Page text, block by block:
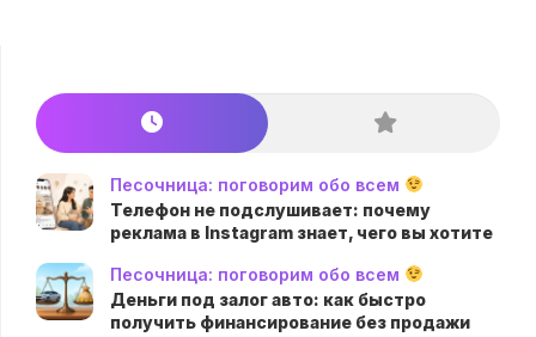
Песочница: поговорим обо всем
Телефон не подслушивает: почему
реклама в Instagram знает, чего вы хотите
Песочница: поговорим обо всем
Деньги под залог авто: как быстро
получить финансирование без продажи